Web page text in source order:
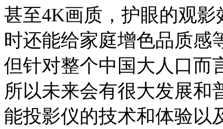
甚至4K画质，护眼的观
时还能给家庭增色品质感
但针对整个中国大人口而
所以未来会有很大发展和
能投影仪的技术和体验以